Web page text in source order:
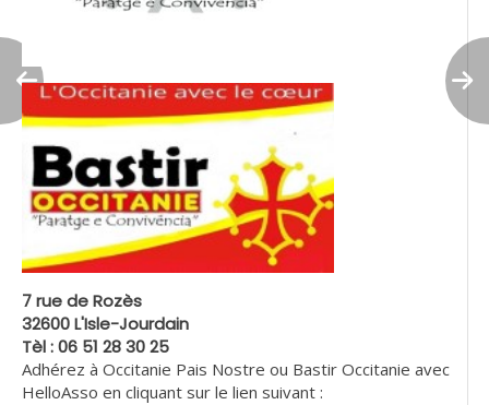
7 rue de Rozès
32600 L'Isle-Jourdain
Tèl : 06 51 28 30 25
Adhérez à Occitanie Pais Nostre ou Bastir Occitanie avec
HelloAsso en cliquant sur le lien suivant :